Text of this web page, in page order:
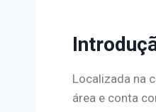
Localizada na
área e conta